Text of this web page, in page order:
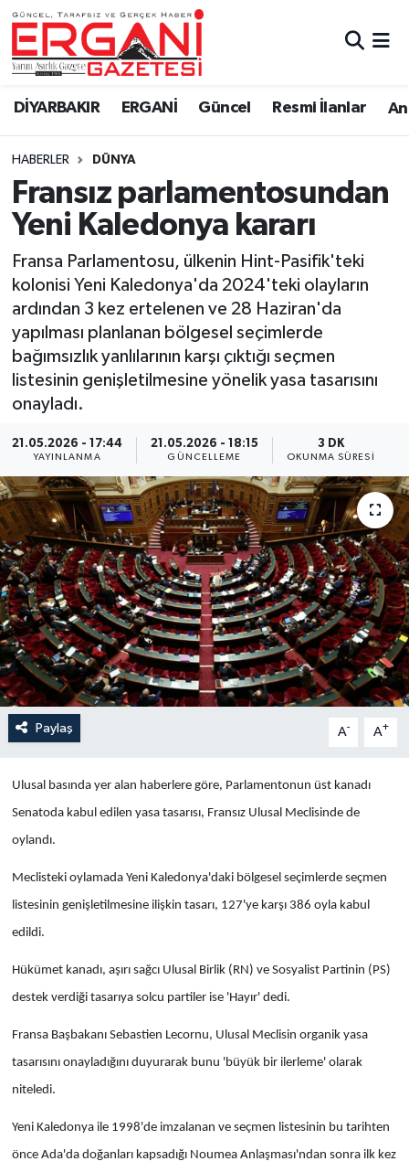
DİYARBAKIR ERGANİ Güncel Resmi İlanlar
HABERLER DÜNYA
Fransız parlamentosundan
Yeni Kaledonya kararı
Fransa Parlamentosu, ülkenin Hint-Pasifik'teki
kolonisi Yeni Kaledonya'da 2024'teki olayların
ardından 3 kez ertelenen ve 28 Haziran'da
yapılması planlanan bölgesel seçimlerde
bağımsızlık yanlılarının karşı çıktığı seçmen
listesinin genişletilmesine yönelik yasa tasarısını
onayladı.
21.05.2026 - 17:44
YAYINLANMA
21.05.2026 - 18:15
GÜNCELLEME
3 DK
OKUNMA SÜRESI
Paylaş A- A+
Ulusal basında yer alan haberlere göre, Parlamentonun üst kanadı
Senatoda kabul edilen yasa tasarısı, Fransız Ulusal Meclisinde de
oylandı.
Meclisteki oylamada Yeni Kaledonya'daki bölgesel seçimlerde seçmen
listesinin genişletilmesine ilişkin tasarı, 127'ye karşı 386 oyla kabul
edildi.
Hükümet kanadı, aşırı sağcı Ulusal Birlik (RN) ve Sosyalist Partinin (PS)
destek verdiği tasarıya solcu partiler ise 'Hayır' dedi.
Fransa Başbakanı Sebastien Lecornu, Ulusal Meclisin organik yasa
tasarısını onayladığını duyurarak bunu 'büyük bir ilerleme' olarak
niteledi.
Yeni Kaledonya ile 1998'de imzalanan ve seçmen listesinin bu tarihten
önce Ada'da doğanları kapsadığı Noumea Anlaşması'ndan sonra ilk kez
DİYARBAKIR
BİSMİL
BAĞLAR
ERGANİ
Güncel
Eği̇ti̇m
Resmi İlanlar
Sağlık
Si̇yaset
Spor
Yaşam
Anali̇z
Bi̇li̇m & Teknoloji̇
Dünya
Eği̇ti̇m
Ergani Nöbetçi Eczaneler
Ergani Hava Durumu
Ergani Trafik Yoğunluk Haritası
Süper Lig Puan Durumu ve Fikstür
Tüm Manşetler
Son Dakika Haberleri
Haber Arşivi